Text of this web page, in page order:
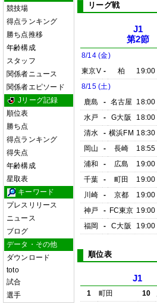
競技場
得点ランキング
勝ち点推移
年齢構成
スタッフ
関係者ニュース
関係者エピソード
Jリーグ記録
順位表
勝ち点
得点ランキング
得失点
年齢構成
星取表
キーワード
プレスリリース
ニュース
ブログ
データ・その他
ダウンロード
toto
試合
選手
リーグ戦
J1
第2節
8/14 (金)
東京V - 柏 19:00
8/15 (土)
鹿島
- 名古屋 18:00
水戸
- G大阪 18:00
清水
- 横浜FM 18:30
岡山
- 長崎 18:55
浦和
- 広島 19:00
千葉
- 町田 19:00
川崎
- 京都 19:00
神戸
- FC東京 19:00
福岡
- C大阪 19:00
順位表
J1
1 町田 10